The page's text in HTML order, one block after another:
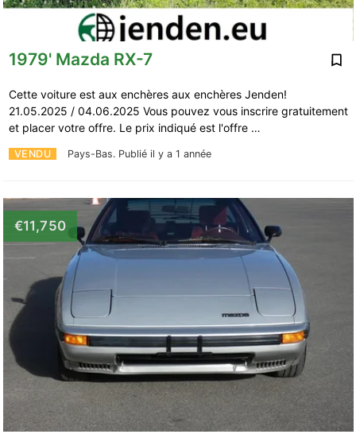
1979' Mazda RX-7
VENDU Pays-Bas. Publié il y a 1 année
Cette voiture est aux enchères aux enchères Jenden!
21.05.2025 / 04.06.2025 Vous pouvez vous inscrire gratuitement
et placer votre offre. Le prix indiqué est l'offre …
€11,750